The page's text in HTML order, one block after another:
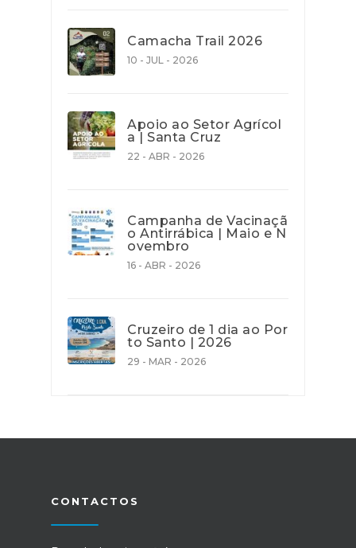
Camacha Trail 2026
10 - JUL - 2026
Apoio ao Setor Agrícol
a | Santa Cruz
22 - ABR - 2026
Campanha de Vacinaçã
o Antirrábica | Maio e N
ovembro
16 - ABR - 2026
Cruzeiro de 1 dia ao Por
to Santo | 2026
29 - MAR - 2026
CONTACTOS